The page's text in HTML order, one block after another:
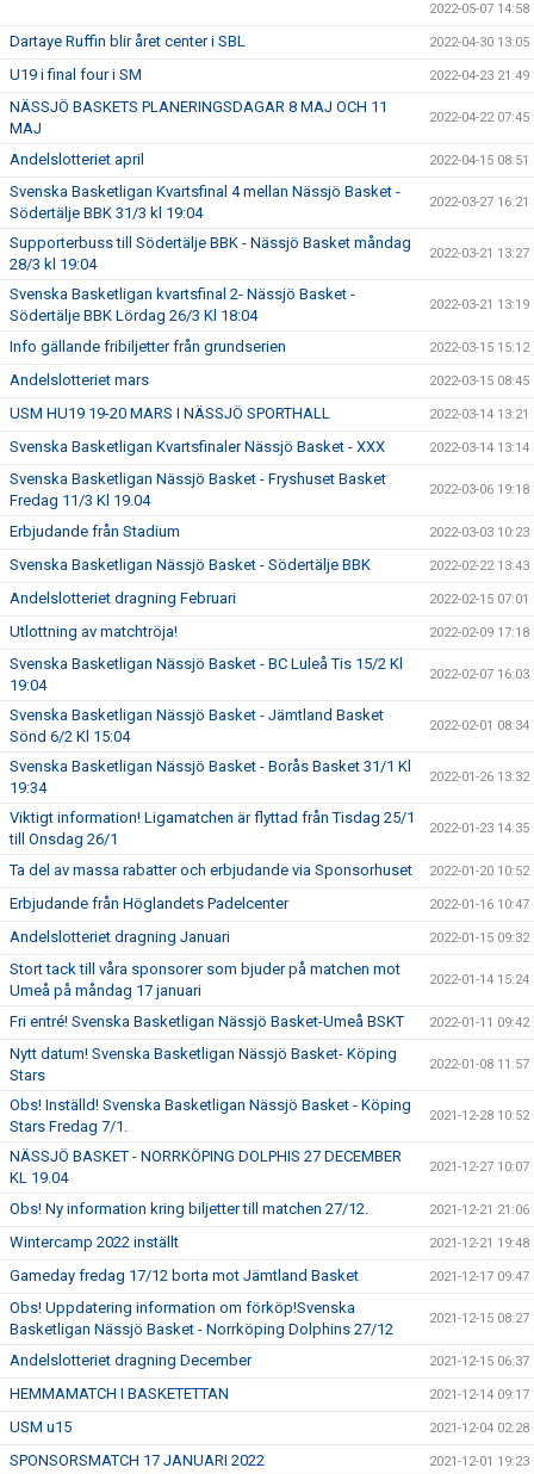
2022-05-07 14:58
Dartaye Ruffin blir året center i SBL 2022-04-30 13:05
U19 i final four i SM 2022-04-23 21:49
NÄSSJÖ BASKETS PLANERINGSDAGAR 8 MAJ OCH 11
MAJ
2022-04-22 07:45
Andelslotteriet april 2022-04-15 08:51
Svenska Basketligan Kvartsfinal 4 mellan Nässjö Basket -
Södertälje BBK 31/3 kl 19:04
2022-03-27 16:21
Supporterbuss till Södertälje BBK - Nässjö Basket måndag
28/3 kl 19:04
2022-03-21 13:27
Svenska Basketligan kvartsfinal 2- Nässjö Basket -
Södertälje BBK Lördag 26/3 Kl 18:04
2022-03-21 13:19
Info gällande fribiljetter från grundserien 2022-03-15 15:12
Andelslotteriet mars 2022-03-15 08:45
USM HU19 19-20 MARS I NÄSSJÖ SPORTHALL 2022-03-14 13:21
Svenska Basketligan Kvartsfinaler Nässjö Basket - XXX 2022-03-14 13:14
Svenska Basketligan Nässjö Basket - Fryshuset Basket
Fredag 11/3 Kl 19.04
2022-03-06 19:18
Erbjudande från Stadium 2022-03-03 10:23
Svenska Basketligan Nässjö Basket - Södertälje BBK 2022-02-22 13:43
Andelslotteriet dragning Februari 2022-02-15 07:01
Utlottning av matchtröja! 2022-02-09 17:18
Svenska Basketligan Nässjö Basket - BC Luleå Tis 15/2 Kl
19:04
2022-02-07 16:03
Svenska Basketligan Nässjö Basket - Jämtland Basket
Sönd 6/2 Kl 15:04
2022-02-01 08:34
Svenska Basketligan Nässjö Basket - Borås Basket 31/1 Kl
19:34
2022-01-26 13:32
Viktigt information! Ligamatchen är flyttad från Tisdag 25/1
till Onsdag 26/1
2022-01-23 14:35
Ta del av massa rabatter och erbjudande via Sponsorhuset 2022-01-20 10:52
Erbjudande från Höglandets Padelcenter 2022-01-16 10:47
Andelslotteriet dragning Januari 2022-01-15 09:32
Stort tack till våra sponsorer som bjuder på matchen mot
Umeå på måndag 17 januari
2022-01-14 15:24
Fri entré! Svenska Basketligan Nässjö Basket-Umeå BSKT 2022-01-11 09:42
Nytt datum! Svenska Basketligan Nässjö Basket- Köping
Stars
2022-01-08 11:57
Obs! Inställd! Svenska Basketligan Nässjö Basket - Köping
Stars Fredag 7/1.
2021-12-28 10:52
NÄSSJÖ BASKET - NORRKÖPING DOLPHIS 27 DECEMBER
KL 19.04
2021-12-27 10:07
Obs! Ny information kring biljetter till matchen 27/12. 2021-12-21 21:06
Wintercamp 2022 inställt 2021-12-21 19:48
Gameday fredag 17/12 borta mot Jämtland Basket 2021-12-17 09:47
Obs! Uppdatering information om förköp!Svenska
Basketligan Nässjö Basket - Norrköping Dolphins 27/12
2021-12-15 08:27
Andelslotteriet dragning December 2021-12-15 06:37
HEMMAMATCH I BASKETETTAN 2021-12-14 09:17
USM u15 2021-12-04 02:28
SPONSORSMATCH 17 JANUARI 2022 2021-12-01 19:23